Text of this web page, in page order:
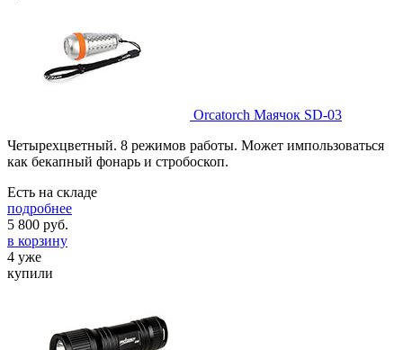
Orcatorch Маячок SD-03
Четырехцветный. 8 режимов работы. Может импользоваться
как бекапный фонарь и стробоскоп.
Есть на складе
подробнее
5 800 руб.
в корзину
4 уже
купили